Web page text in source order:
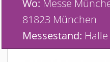
Wo: Messe
81823 München
Messestand: